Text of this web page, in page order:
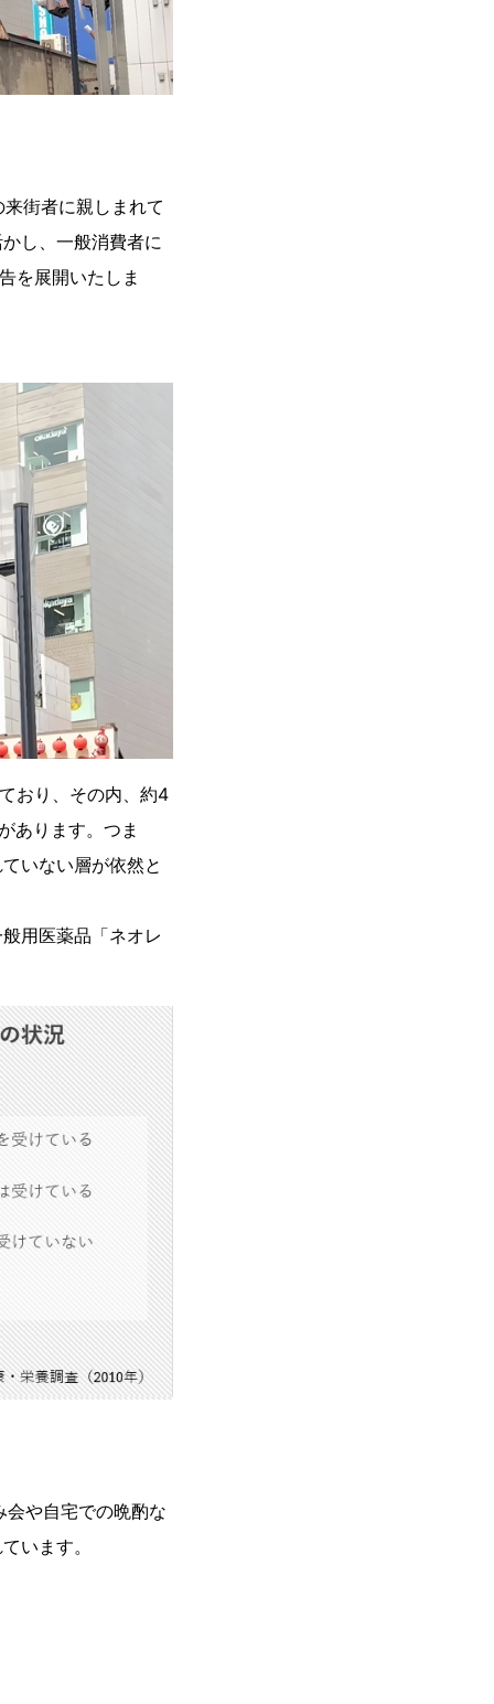
街者に親しまれて
し、一般消費者に
を展開いたしま
おり、その内、約4
あります。つま
いない層が依然と
用医薬品「ネオレ
や自宅での晩酌な
います。